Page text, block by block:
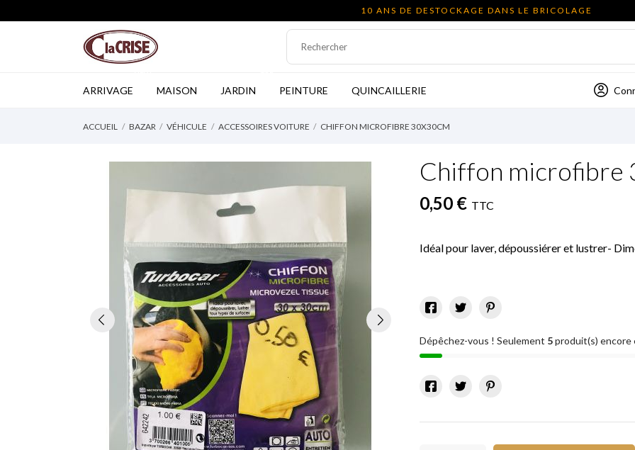
10 ANS DE DESTOCKAGE DANS LE BRICOLAGE
ARRIVAGE MAISON JARDIN PEINTURE QUINCAILLERIE
ACCUEIL BAZAR VÉHICULE ACCESSOIRES VOITURE CHIFFON MICROFIBRE 30X30CM
Chiffon microfibre
0,50 € TTC
Idéal pour laver, dépoussiérer et lustrer-
Dépêchez-vous ! Seulement 5produit(s) encore